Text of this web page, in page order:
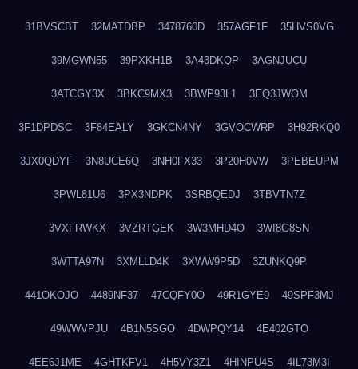
31BVSCBT 32MATDBP 3478760D 357AGF1F 35HVS0VG
39MGWN55 39PXKH1B 3A43DKQP 3AGNJUCU
3ATCGY3X 3BKC9MX3 3BWP93L1 3EQ3JWOM
3F1DPDSC 3F84EALY 3GKCN4NY 3GVOCWRP 3H92RKQ0
3JX0QDYF 3N8UCE6Q 3NH0FX33 3P20H0VW 3PEBEUPM
3PWL81U6 3PX3NDPK 3SRBQEDJ 3TBVTN7Z
3VXFRWKX 3VZRTGEK 3W3MHD4O 3WI8G8SN
3WTTA97N 3XMLLD4K 3XWW9P5D 3ZUNKQ9P
441OKOJO 4489NF37 47CQFY0O 49R1GYE9 49SPF3MJ
49WWVPJU 4B1N5SGO 4DWPQY14 4E402GTO
4EE6J1ME 4GHTKFV1 4H5VY3Z1 4HINPU4S 4IL73M3I